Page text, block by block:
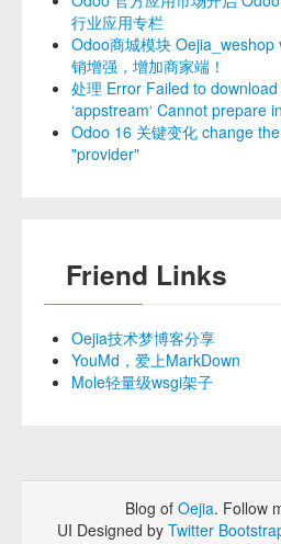
行业应用专栏
Odoo商城模块
销增强，增加商家端！
处理 Error Failed to
‘appstream‘ Cannot prepare
Odoo 16 关键变化 change
"provider"
Friend Links
Oejia技术梦博客分享
YouMd，爱上MarkDown
Mole轻量级wsgi架子
Blog of Oejia. Follow
UI Designed by Twitter